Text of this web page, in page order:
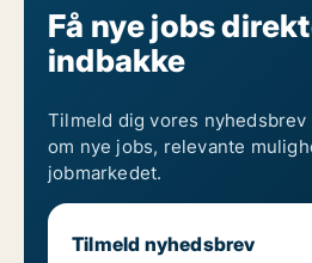
Jobs som køkkenmedhjælper
Jobs som køkkenpersonale
Jobs som køkkenuddannet
Jobs som køkkenvikar
Jobs som opvask
Jobs som opvasker
Jobs som restaurantmedhjælper
Jobs som trappevasker
Se andre jobs som
Se andre jobs som
Se andre jobs i Sydjylland
Få nye jobs
indbakke
Tilmeld dig vores nyhedsbrev
om nye jobs, relevante
jobmarkedet.
Tilmeld nyhedsbrev